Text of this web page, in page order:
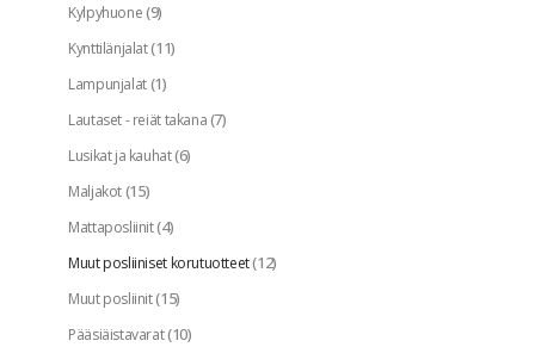
Kylpyhuone(9)
Kynttilänjalat(11)
Lampunjalat(1)
Lautaset - reiät takana(7)
Lusikat ja kauhat(6)
Maljakot(15)
Mattaposliinit(4)
Muut posliiniset korutuotteet(12)
Muut posliinit(15)
Pääsiäistavarat(10)